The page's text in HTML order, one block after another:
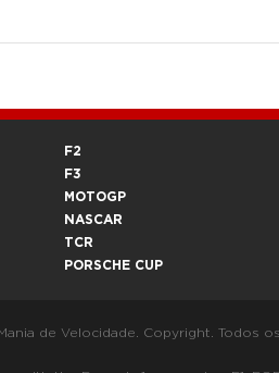
F2
F3
MOTOGP
NASCAR
TCR
PORSCHE CUP
de Velocidade. Copyright. Todos